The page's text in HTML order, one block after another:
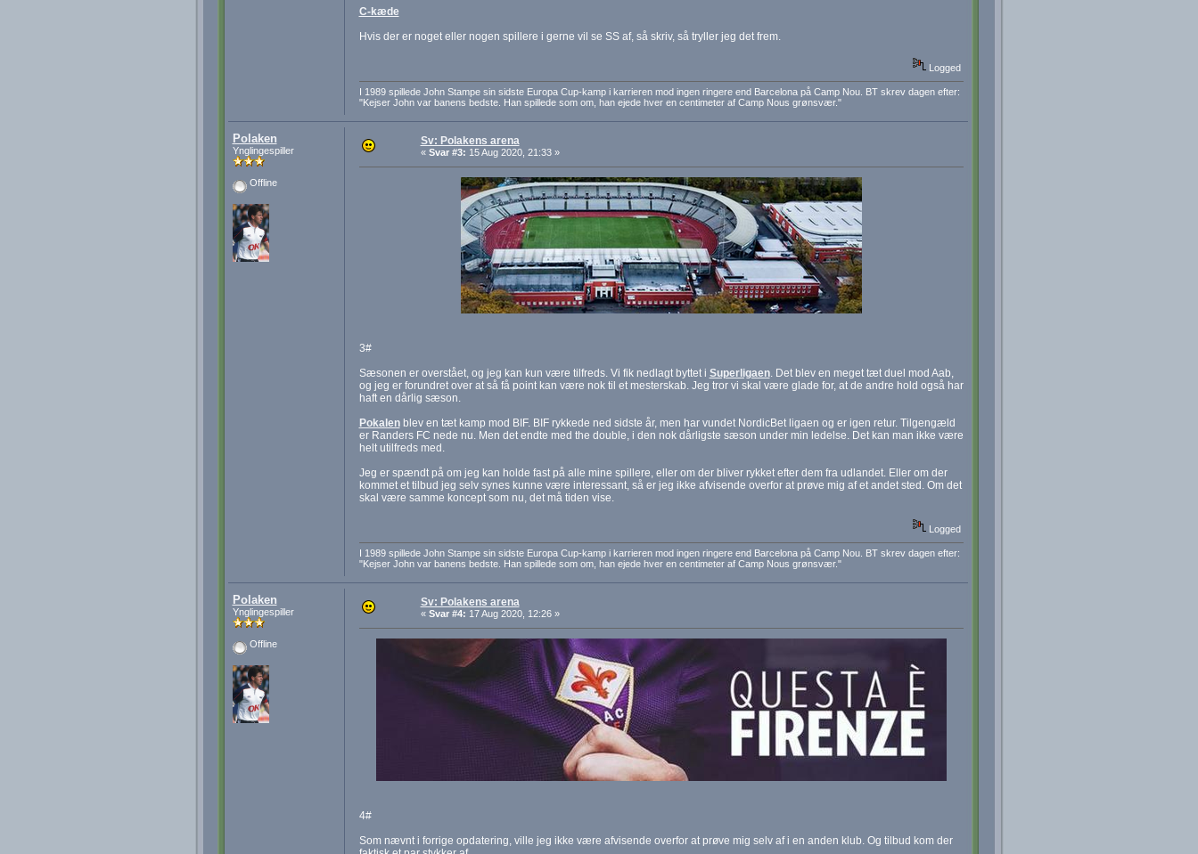
C-kæde
Hvis der er noget eller nogen spillere i gerne vil se SS af, så skriv, så tryller jeg det frem.
Logged
I 1989 spillede John Stampe sin sidste Europa Cup-kamp i karrieren mod ingen ringere end Barcelona på Camp Nou. BT skrev dagen efter:
"Kejser John var banens bedste. Han spillede som om, han ejede hver en centimeter af Camp Nous grønsvær."
Polaken
Ynglingespiller
Offline
Sv: Polakens arena
« Svar #3: 15 Aug 2020, 21:33 »
3#
Sæsonen er overstået, og jeg kan kun være tilfreds. Vi fik nedlagt byttet i Superligaen. Det blev en meget tæt duel mod Aab,
og jeg er forundret over at så få point kan være nok til et mesterskab. Jeg tror vi skal være glade for, at de andre hold også har
haft en dårlig sæson.
Pokalenblev en tæt kamp mod BIF. BIF rykkede ned sidste år, men har vundet NordicBet ligaen og er igen retur. Tilgengæld
er Randers FC nede nu. Men det endte med the double, i den nok dårligste sæson under min ledelse. Det kan man ikke være
helt utilfreds med.
Jeg er spændt på om jeg kan holde fast på alle mine spillere, eller om der bliver rykket efter dem fra udlandet. Eller om der
kommet et tilbud jeg selv synes kunne være interessant, så er jeg ikke afvisende overfor at prøve mig af et andet sted. Om det
skal være samme koncept som nu, det må tiden vise.
Logged
I 1989 spillede John Stampe sin sidste Europa Cup-kamp i karrieren mod ingen ringere end Barcelona på Camp Nou. BT skrev dagen efter:
"Kejser John var banens bedste. Han spillede som om, han ejede hver en centimeter af Camp Nous grønsvær."
Polaken
Ynglingespiller
Offline
Sv: Polakens arena
« Svar #4: 17 Aug 2020, 12:26 »
4#
Som nævnt i forrige opdatering, ville jeg ikke være afvisende overfor at prøve mig selv af i en anden klub. Og tilbud kom der